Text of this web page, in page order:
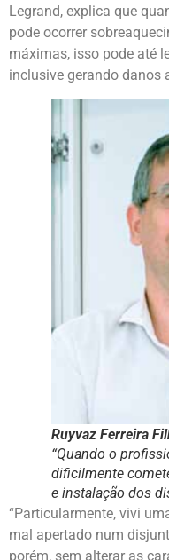
Legrand, explica que
pode ocorrer
máximas, isso pode até
inclusive gerando danos
Ruyvaz Ferreira
“Quando o
dificilmente
e instalação dos
“Particularmente, vivi
mal apertado num
porém, sem alterar as